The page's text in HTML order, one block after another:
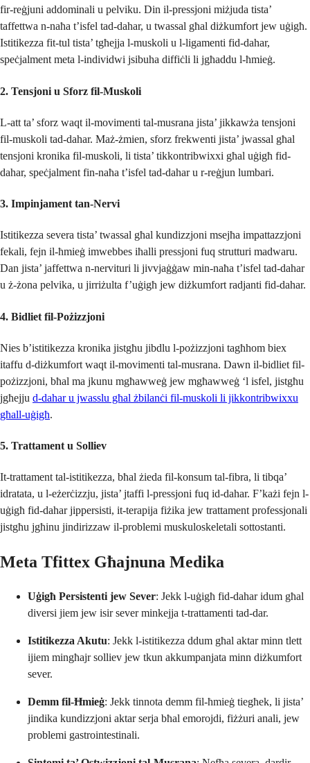
fir-reġjuni addominali u pelviku. Din il-pressjoni miżjuda tista’
taffettwa n-naħa t’isfel tad-dahar, u twassal għal diżkumfort jew uġigħ.
Istitikezza fit-tul tista’ tgħejja l-muskoli u l-ligamenti fid-dahar,
speċjalment meta l-individwi jsibuha diffiċli li jgħaddu l-ħmieġ.
2. Tensjoni u Sforz fil-Muskoli
L-att ta’ sforz waqt il-movimenti tal-musrana jista’ jikkawża tensjoni
fil-muskoli tad-dahar. Maż-żmien, sforz frekwenti jista’ jwassal għal
tensjoni kronika fil-muskoli, li tista’ tikkontribwixxi għal uġigħ fid-
dahar, speċjalment fin-naħa t’isfel tad-dahar u r-reġjun lumbari.
3. Impinjament tan-Nervi
Istitikezza severa tista’ twassal għal kundizzjoni msejħa impattazzjoni
fekali, fejn il-ħmieġ imwebbes iħalli pressjoni fuq strutturi madwaru.
Dan jista’ jaffettwa n-nervituri li jivvjaġġaw min-naħa t’isfel tad-dahar
u ż-żona pelvika, u jirriżulta f’uġigħ jew diżkumfort radjanti fid-dahar.
4. Bidliet fil-Pożizzjoni
Nies b’istitikezza kronika jistgħu jibdlu l-pożizzjoni tagħhom biex
itaffu d-diżkumfort waqt il-movimenti tal-musrana. Dawn il-bidliet fil-
pożizzjoni, bħal ma jkunu mgħawweġ jew mgħawweġ ‘l isfel, jistgħu
jgħejju d-dahar u jwasslu għal żbilanċi fil-muskoli li jikkontribwixxu
għall-uġigħ.
5. Trattament u Solliev
It-trattament tal-istitikezza, bħal żieda fil-konsum tal-fibra, li tibqa’
idratata, u l-eżerċizzju, jista’ jtaffi l-pressjoni fuq id-dahar. F’każi fejn l-
uġigħ fid-dahar jippersisti, it-terapija fiżika jew trattament professjonali
jistgħu jgħinu jindirizzaw il-problemi muskuloskeletali sottostanti.
Meta Tfittex Għajnuna Medika
Uġigħ Persistenti jew Sever: Jekk l-uġigħ fid-dahar idum għal
diversi jiem jew isir sever minkejja t-trattamenti tad-dar.
Istitikezza Akutu: Jekk l-istitikezza ddum għal aktar minn tlett
ijiem mingħajr solliev jew tkun akkumpanjata minn diżkumfort
sever.
Demm fil-Ħmieġ: Jekk tinnota demm fil-ħmieġ tiegħek, li jista’
jindika kundizzjoni aktar serja bħal emorojdi, fiżżuri anali, jew
problemi gastrointestinali.